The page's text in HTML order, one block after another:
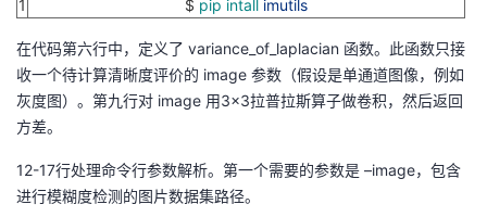
1 $ pip intall imutils
在代码第六行中，定义了 variance_of_laplacian 函数。此函数只接
收一个待计算清晰度评价的 image 参数（假设是单通道图像，例如
灰度图）。第九行对 image 用3×3拉普拉斯算子做卷积，然后返回
方差。
12-17行处理命令行参数解析。第一个需要的参数是 –image，包含
进行模糊度检测的图片数据集路径。